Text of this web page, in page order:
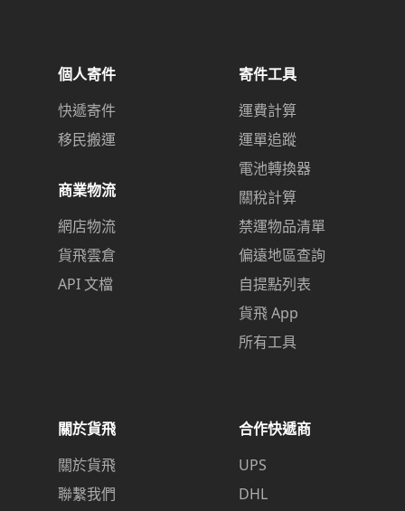
個人寄件
快遞寄件
移民搬運
商業物流
網店物流
貨飛雲倉
API 文檔
寄件工具
運費計算
運單追蹤
電池轉換器
關稅計算
禁運物品清單
偏遠地區查詢
自提點列表
貨飛 App
所有工具
關於貨飛
關於貨飛
聯繫我們
合作快遞商
UPS
DHL